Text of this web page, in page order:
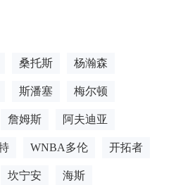
桑托斯 杨瀚森
斯潘塞 梅尔顿
詹姆斯 阿夫迪亚
WNBA多伦 开拓者
坎宁安 海斯